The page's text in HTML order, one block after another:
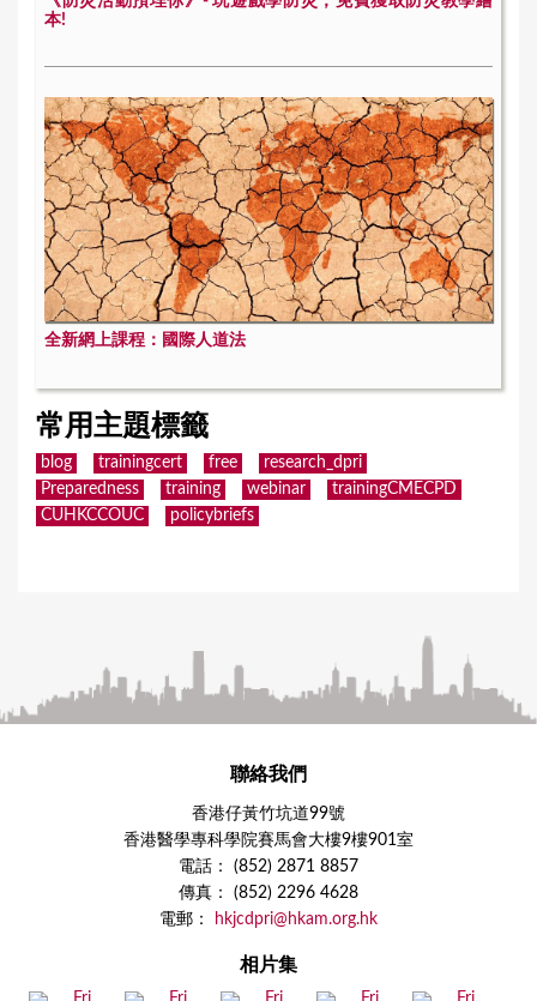
本!
全新網上課程：國際人道法
常用主題標籤
blog trainingcert free
research_dpri
Preparedness
training webinar
trainingCMECPD
CUHKCCOUC
policybriefs
聯絡我們
香港仔黃竹坑道99號
香港醫學專科學院賽馬會大樓9樓901室
電話： (852) 2871 8857
傳真： (852) 2296 4628
電郵：
hkjcdpri@hkam.org.hk
相片集